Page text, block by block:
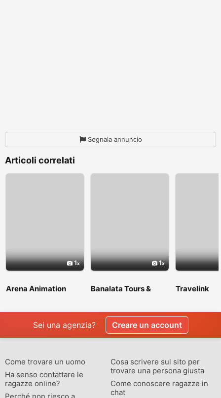
Segnala annuncio
Articoli correlati
1
Arena Animation
1
Banalata Tours &
Travelink
Sei una agenzia? Creare un account
Come trovare un uomo
Ha senso contattare le
ragazze online?
Cosa scrivere sul sito per
trovare una persona giusta
Come conoscere ragazze in
chat